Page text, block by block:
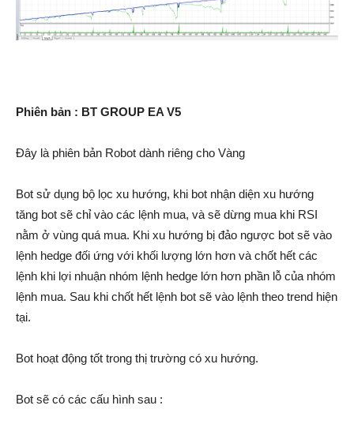
Phiên bản : BT GROUP EA V5
Đây là phiên bản Robot dành riêng cho Vàng
Bot sử dụng bộ lọc xu hướng, khi bot nhận diện xu hướng
tăng bot sẽ chỉ vào các lệnh mua, và sẽ dừng mua khi RSI
nằm ở vùng quá mua. Khi xu hướng bị đảo ngược bot sẽ vào
lệnh hedge đối ứng với khối lượng lớn hơn và chốt hết các
lệnh khi lợi nhuận nhóm lệnh hedge lớn hơn phần lỗ của nhóm
lệnh mua. Sau khi chốt hết lệnh bot sẽ vào lệnh theo trend hiện
tại.
Bot hoạt động tốt trong thị trường có xu hướng.
Bot sẽ có các cấu hình sau :